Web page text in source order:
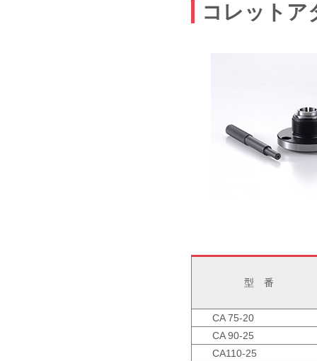
コレットア
型 番
CA 75-20
CA 90-25
CA110-25